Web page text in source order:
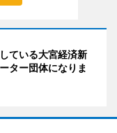
ている大宮経済新
ター団体になりま